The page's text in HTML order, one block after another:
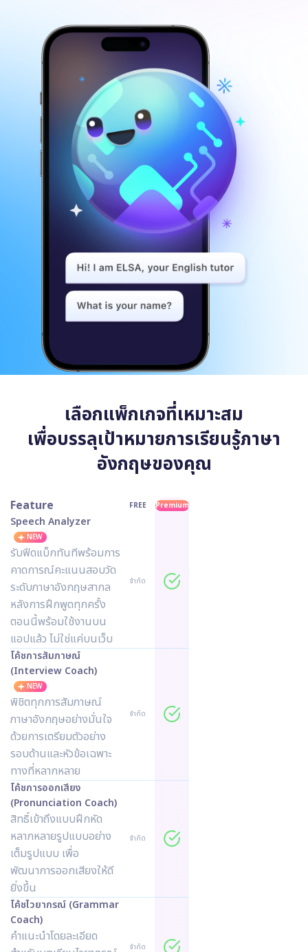
เลือกแพ็กเกจที่เหมาะสม
เพื่อบรรลุเป้าหมายการเรียนรู้ภาษา
อังกฤษของคุณ
Feature FREE Premium
Speech Analyzer
NEW
รับฟีดแบ็กทันทีพร้อมการ
คาดการณ์คะแนนสอบวัด
ระดับภาษาอังกฤษสากล
หลังการฝึกพูดทุกครั้ง
ตอนนี้พร้อมใช้งานบน
แอปแล้ว ไม่ใช่แค่บนเว็บ
จำกัด
โค้ชการสัมภาษณ์
(Interview Coach)
NEW
พิชิตทุกการสัมภาษณ์
ภาษาอังกฤษอย่างมั่นใจ
ด้วยการเตรียมตัวอย่าง
รอบด้านและหัวข้อเฉพาะ
ทางที่หลากหลาย
จำกัด
โค้ชการออกเสียง
(Pronunciation Coach)
สิทธิ์เข้าถึงแบบฝึกหัด
หลากหลายรูปแบบอย่าง
เต็มรูปแบบ เพื่อ
พัฒนาการออกเสียงให้ดี
ยิ่งขึ้น
จำกัด
โค้ชไวยากรณ์ (Grammar
Coach)
คำแนะนำโดยละเอียด
จำกัด